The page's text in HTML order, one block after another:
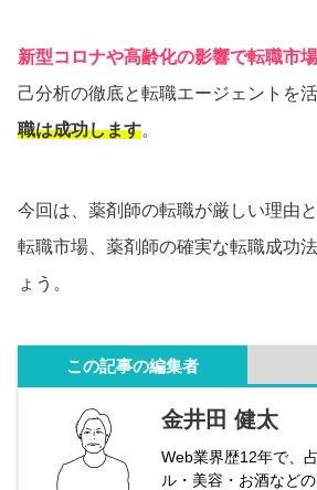
新型コロナや高齢化の影響で転職市
己分析の徹底と転職エージェントを
職は成功します。
今回は、薬剤師の転職が厳しい理由
転職市場、薬剤師の確実な転職成功
ょう。
この記事の編集者
金井田 健太
Web業界歴12年で、
ル・美容・お酒など